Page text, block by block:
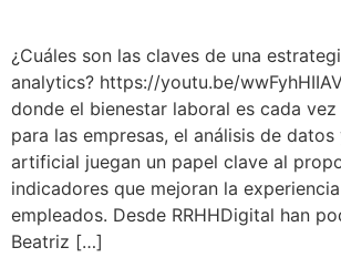
¿Cuáles son las claves de una
analytics? https://youtu.be/
donde el bienestar laboral es cada
para las empresas, el análisis de
artificial juegan un papel clave al
indicadores que mejoran la
empleados. Desde RRHHDigital han
Beatriz […]